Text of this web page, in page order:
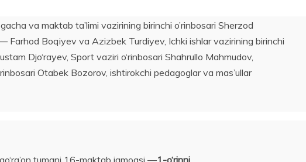
va maktab ta’limi vazirining birinchi o’rinbosari Sherzod
Farhod Boqiyev va Azizbek Turdiyev, Ichki ishlar vazirining birinchi
Djo‘rayev, Sport vaziri o‘rinbosari Shahrullo Mahmudov,
Otabek Bozorov, ishtirokchi pedagoglar va mas’ullar
tumani 16-maktab jamoasi —1-o‘rinni,